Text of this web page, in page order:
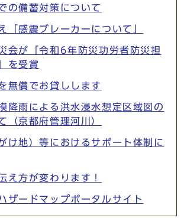
の備蓄対策について
「感震ブレーカーについて」
会が「令和6年防災功労者防災担
を受賞
無償でお貸しします
降雨による洪水浸水想定区域図の
（京都府管理河川）
け地）等におけるサポート体制に
え方が変わります！
ザードマップポータルサイト